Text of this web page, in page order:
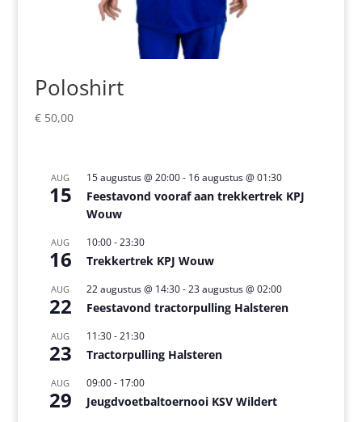
Poloshirt
€50,00
AUG
15
15 augustus @ 20:00- 16 augustus @ 01:30
Feestavond vooraf aan trekkertrek KPJ
Wouw
AUG
16
10:00-23:30
Trekkertrek KPJ Wouw
AUG
22
22 augustus @ 14:30-23 augustus @ 02:00
Feestavond tractorpulling Halsteren
AUG
23
11:30-21:30
Tractorpulling Halsteren
AUG
29
09:00- 17:00
Jeugdvoetbaltoernooi KSV Wildert